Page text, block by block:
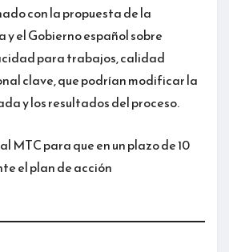
con la propuesta de la
y el Gobierno español sobre
para trabajos, calidad
clave, que podrían modificar la
y los resultados del proceso.
MTC para que en un plazo de 10
el plan de acción